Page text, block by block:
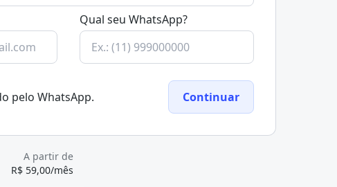
Qual seu WhatsApp?
pelo WhatsApp. Continuar
A partir de
R$ 59,00/mês